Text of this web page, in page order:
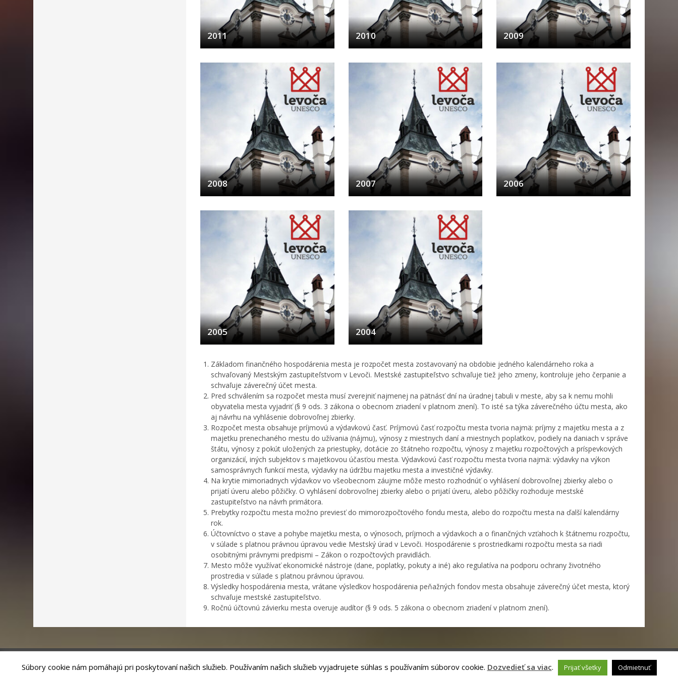
2011 2010 2009
2008 2007 2006
2005 2004
Základom finančného hospodárenia mesta je rozpočet mesta zostavovaný na obdobie jedného kalendárneho roka a
schvaľovaný Mestským zastupiteľstvom v Levoči. Mestské zastupiteľstvo schvaľuje tiež jeho zmeny, kontroluje jeho čerpanie a
schvaľuje záverečný účet mesta.
Pred schválením sa rozpočet mesta musí zverejniť najmenej na pätnásť dní na úradnej tabuli v meste, aby sa k nemu mohli
obyvatelia mesta vyjadriť (§ 9 ods. 3 zákona o obecnom zriadení v platnom znení). To isté sa týka záverečného účtu mesta, ako
aj návrhu na vyhlásenie dobrovoľnej zbierky.
Rozpočet mesta obsahuje príjmovú a výdavkovú časť. Príjmovú časť rozpočtu mesta tvoria najmä: príjmy z majetku mesta a z
majetku prenechaného mestu do užívania (nájmu), výnosy z miestnych daní a miestnych poplatkov, podiely na daniach v správe
štátu, výnosy z pokút uložených za priestupky, dotácie zo štátneho rozpočtu, výnosy z majetku rozpočtových a príspevkových
organizácií, iných subjektov s majetkovou účasťou mesta. Výdavkovú časť rozpočtu mesta tvoria najmä: výdavky na výkon
samosprávnych funkcií mesta, výdavky na údržbu majetku mesta a investičné výdavky.
Na krytie mimoriadnych výdavkov vo všeobecnom záujme môže mesto rozhodnúť o vyhlásení dobrovoľnej zbierky alebo o
prijatí úveru alebo pôžičky. O vyhlásení dobrovoľnej zbierky alebo o prijatí úveru, alebo pôžičky rozhoduje mestské
zastupiteľstvo na návrh primátora.
Prebytky rozpočtu mesta možno previesť do mimorozpočtového fondu mesta, alebo do rozpočtu mesta na ďalší kalendárny
rok.
Účtovníctvo o stave a pohybe majetku mesta, o výnosoch, príjmoch a výdavkoch a o finančných vzťahoch k štátnemu rozpočtu,
v súlade s platnou právnou úpravou vedie Mestský úrad v Levoči. Hospodárenie s prostriedkami rozpočtu mesta sa riadi
osobitnými právnymi predpismi – Zákon o rozpočtových pravidlách.
Mesto môže využívať ekonomické nástroje (dane, poplatky, pokuty a iné) ako regulatíva na podporu ochrany životného
prostredia v súlade s platnou právnou úpravou.
Výsledky hospodárenia mesta, vrátane výsledkov hospodárenia peňažných fondov mesta obsahuje záverečný účet mesta, ktorý
schvaľuje mestské zastupiteľstvo.
Ročnú účtovnú závierku mesta overuje audítor (§ 9 ods. 5 zákona o obecnom zriadení v platnom znení).
Súbory cookie nám pomáhajú pri poskytovaní našich služieb. Používaním našich služieb vyjadrujete súhlas s používaním súborov cookie. Dozvedieť sa viac. Prijať všetky Odmietnuť